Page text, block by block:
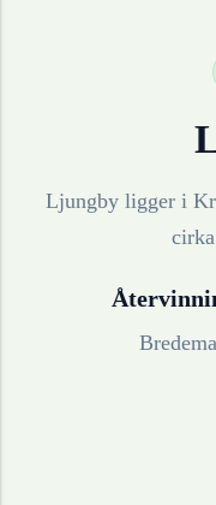
Ljungby ligger i